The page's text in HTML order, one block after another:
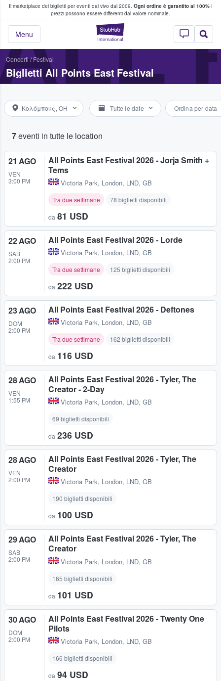
Il marketplace dei biglietti per eventi dal vivo dal 2009. Ogni ordine è garantito al 100%I
prezzi possono essere differenti dal valore nominale.
StubHub - Dove
Menu
fan comprano e vendono biglietti
Concerti/Festival
Biglietti All Points East Festival
Κολόμπους, OH Tutte le date Ordina per data
7eventi in tutte le location
21 AGO
VEN
3:00 PM
All Points East Festival 2026 - Jorja Smith +
Tems
Victoria Park, London, LND, GB
Tra due settimane 78 biglietti disponibili
da 81 USD
22 AGO
SAB
2:00 PM
All Points East Festival 2026 - Lorde
Victoria Park, London, LND, GB
Tra due settimane 125 biglietti disponibili
da 222 USD
23 AGO
DOM
2:00 PM
All Points East Festival 2026 - Deftones
Victoria Park, London, LND, GB
Tra due settimane 162 biglietti disponibili
da 116 USD
28 AGO
VEN
1:55 PM
All Points East Festival 2026 - Tyler, The
Creator - 2-Day
Victoria Park, London, LND, GB
69 biglietti disponibili
da 236 USD
28 AGO
VEN
2:00 PM
All Points East Festival 2026 - Tyler, The
Creator
Victoria Park, London, LND, GB
190 biglietti disponibili
da 100 USD
29 AGO
SAB
2:00 PM
All Points East Festival 2026 - Tyler, The
Creator
Victoria Park, London, LND, GB
165 biglietti disponibili
da 101 USD
30 AGO
DOM
2:00 PM
All Points East Festival 2026 - Twenty One
Pilots
Victoria Park, London, LND, GB
166 biglietti disponibili
da 94 USD